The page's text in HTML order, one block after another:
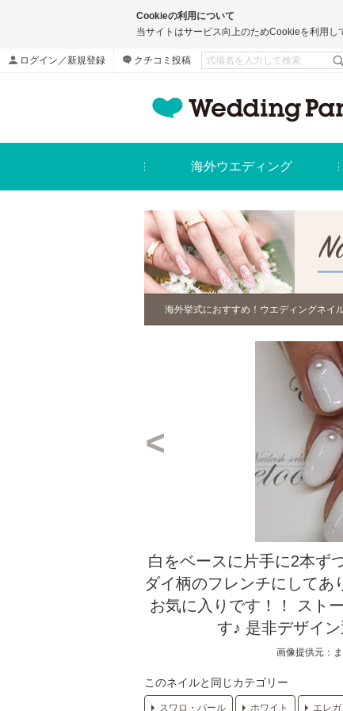
Cookieの利用について
当サイトはサービス向上のためCookieを利用し
ログイン／新規登録 クチコミ投稿
海外ウエディング
海外挙式におすすめ！ウエディングネイ
白をベースに片手に2本ず
ダイ柄のフレンチにして
お気に入りです！！ スト
す♪ 是非デザイ
画像提供元：
このネイルと同じカテゴリー
スワロ・パール ホワイト エレガ